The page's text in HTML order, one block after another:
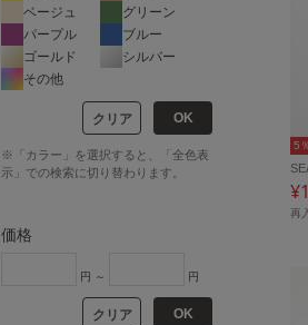
5
再
ベージュ
グリーン
パープル
ブルー
ゴールド
シルバー
その他
クリア OK
※「カラー」を選択すると、「全色表
示」での検索に切り替わります。
価格
円 ～ 円
クリア OK